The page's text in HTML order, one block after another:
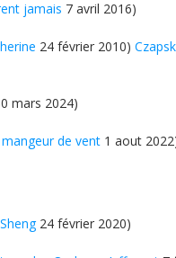
jamais 7 avril 2016)
24 février 2010)
mars 2024)
de vent 1 aout
24 février 2020)